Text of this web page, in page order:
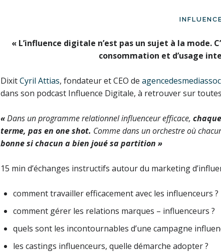
INFLUENCE
« L’influence digitale n’est pas un sujet à la
consommation et d’usage
DixitCyril Attias, fondateur et CEO de
dans son podcast Influence Digitale, à retrouver sur
«Dans un programme relationnel influenceur efficace,
terme, pas en one shot. Comme dans un orchestre où
bonne si chacun a bien joué sa partition »
15 min d’échanges instructifs autour du marketing
comment travailler efficacement avec les influenceurs ?
comment gérer les relations marques – influenceurs ?
quels sont les incontournables d’une campagne
les castings influenceurs, quelle démarche adopter ?